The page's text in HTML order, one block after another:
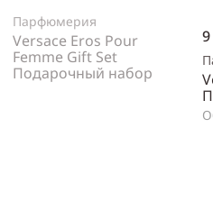
Парфюмерия
Versace Eros Pour
Femme Gift Set
Подарочный набор